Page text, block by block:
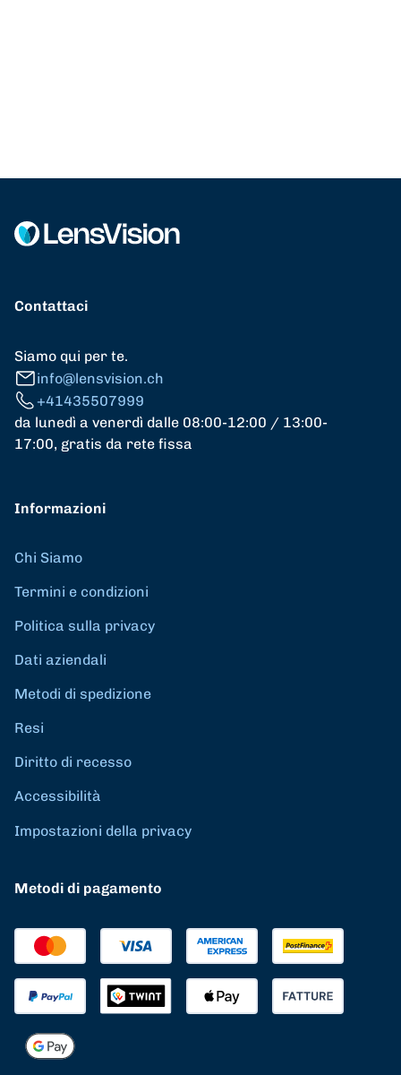
Contattaci
Siamo qui per te.
info@lensvision.ch
+41435507999
da lunedì a venerdì dalle 08:00-12:00 / 13:00-
17:00, gratis da rete fissa
Informazioni
Chi Siamo
Termini e condizioni
Politica sulla privacy
Dati aziendali
Metodi di spedizione
Resi
Diritto di recesso
Accessibilità
Impostazioni della privacy
Metodi di pagamento